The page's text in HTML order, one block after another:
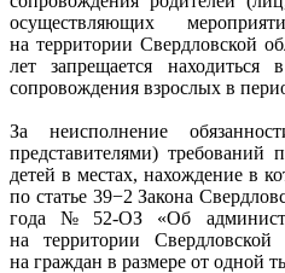
осуществляющих
на территории Свердловской
лет запрещается
сопровождения взрослых в
За неисполнение
представителями)
детей в местах, нахождение в
по статье 39−2 Закона
года № 52-ОЗ «Об
на территории Свердловской
на граждан в размере от одной